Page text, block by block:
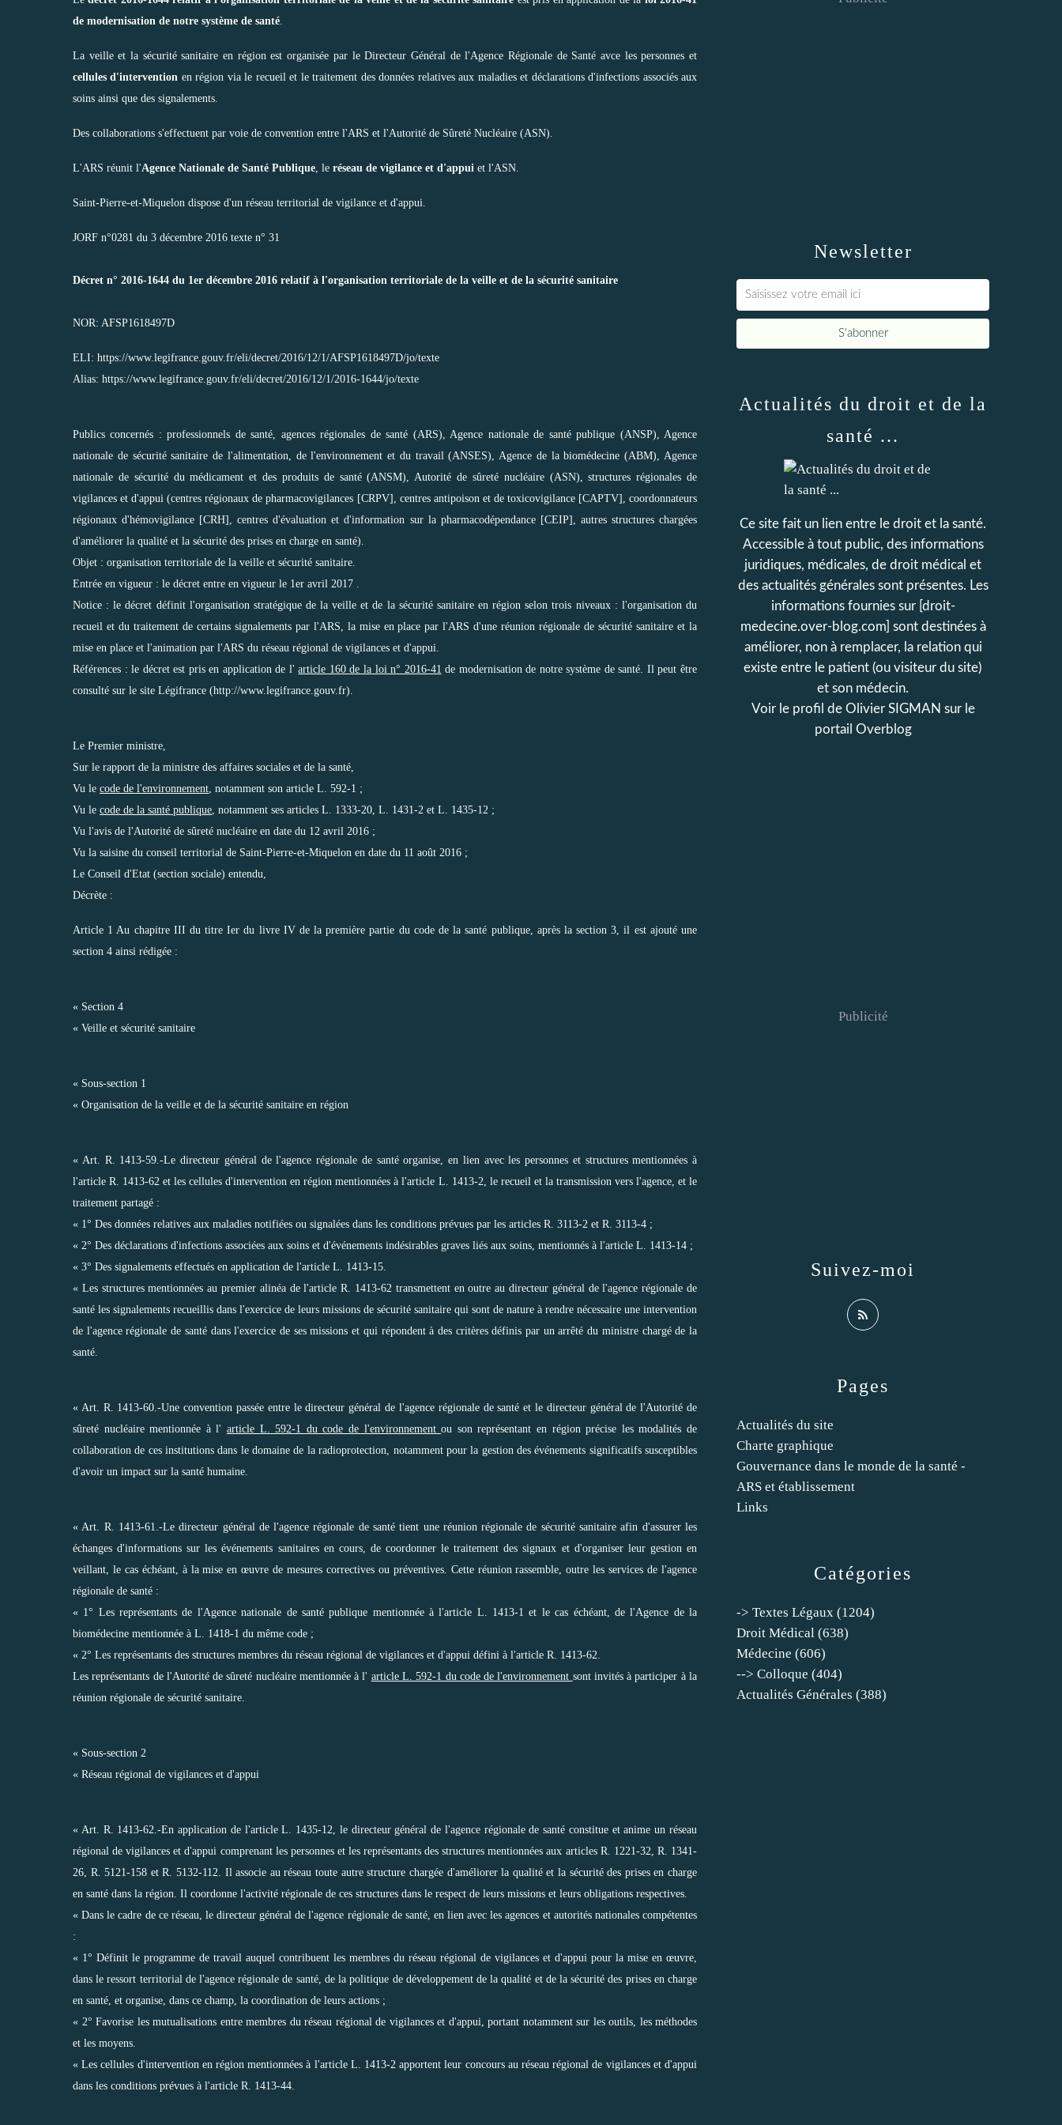
de modernisation de notre système de santé
La veille et la sécurité sanitaire en région est organisée par le Directeur Général de l'Agence Régionale de Santé avce les personnes et
cellules d'intervention en région via le recueil et le traitement des données relatives aux maladies et déclarations d'infections associés aux
soins ainsi que des signalements.
Des collaborations s'effectuent par voie de convention entre l'ARS et l'Autorité de Sûreté Nucléaire (ASN).
L'ARS réunit l'Agence Nationale de Santé Publique , le réseau de vigilance et d'appui et l'ASN.
Saint-Pierre-et-Miquelon dispose d'un réseau territorial de vigilance et d'appui.
JORF n°0281 du 3 décembre 2016 texte n° 31
Décret n° 2016-1644 du 1er décembre 2016 relatif à l'organisation territoriale de la veille et de la sécurité sanitaire
NOR: AFSP1618497D
ELI: https://www.legifrance.gouv.fr/eli/decret/2016/12/1/AFSP1618497D/jo/texte
Alias: https://www.legifrance.gouv.fr/eli/decret/2016/12/1/2016-1644/jo/texte
Publics concernés : professionnels de santé, agences régionales de santé (ARS), Agence nationale de santé publique (ANSP), Agence
nationale de sécurité sanitaire de l'alimentation, de l'environnement et du travail (ANSES), Agence de la biomédecine (ABM), Agence
nationale de sécurité du médicament et des produits de santé (ANSM), Autorité de sûreté nucléaire (ASN), structures régionales de
vigilances et d'appui (centres régionaux de pharmacovigilances [CRPV], centres antipoison et de toxicovigilance [CAPTV], coordonnateurs
régionaux d'hémovigilance [CRH], centres d'évaluation et d'information sur la pharmacodépendance [CEIP], autres structures chargées
d'améliorer la qualité et la sécurité des prises en charge en santé).
Objet : organisation territoriale de la veille et sécurité sanitaire.
Entrée en vigueur : le décret entre en vigueur le 1er avril 2017 .
Notice : le décret définit l'organisation stratégique de la veille et de la sécurité sanitaire en région selon trois niveaux : l'organisation du
recueil et du traitement de certains signalements par l'ARS, la mise en place par l'ARS d'une réunion régionale de sécurité sanitaire et la
mise en place et l'animation par l'ARS du réseau régional de vigilances et d'appui.
Références : le décret est pris en application de l'article 160 de la loi n° 2016-41 de modernisation de notre système de santé. Il peut être
consulté sur le site Légifrance (http://www.legifrance.gouv.fr).
Le Premier ministre,
Sur le rapport de la ministre des affaires sociales et de la santé,
Vu le code de l'environnement , notamment son article L. 592-1 ;
Vu le code de la santé publique , notamment ses articles L. 1333-20, L. 1431-2 et L. 1435-12 ;
Vu l'avis de l'Autorité de sûreté nucléaire en date du 12 avril 2016 ;
Vu la saisine du conseil territorial de Saint-Pierre-et-Miquelon en date du 11 août 2016 ;
Le Conseil d'Etat (section sociale) entendu,
Décrète :
Article 1 Au chapitre III du titre Ier du livre IV de la première partie du code de la santé publique, après la section 3, il est ajouté une
section 4 ainsi rédigée :
« Section 4
« Veille et sécurité sanitaire
« Sous-section 1
« Organisation de la veille et de la sécurité sanitaire en région
« Art. R. 1413-59.-Le directeur général de l'agence régionale de santé organise, en lien avec les personnes et structures mentionnées à
l'article R. 1413-62 et les cellules d'intervention en région mentionnées à l'article L. 1413-2, le recueil et la transmission vers l'agence, et le
traitement partagé :
« 1° Des données relatives aux maladies notifiées ou signalées dans les conditions prévues par les articles R. 3113-2 et R. 3113-4 ;
« 2° Des déclarations d'infections associées aux soins et d'événements indésirables graves liés aux soins, mentionnés à l'article L. 1413-14 ;
« 3° Des signalements effectués en application de l'article L. 1413-15.
« Les structures mentionnées au premier alinéa de l'article R. 1413-62 transmettent en outre au directeur général de l'agence régionale de
santé les signalements recueillis dans l'exercice de leurs missions de sécurité sanitaire qui sont de nature à rendre nécessaire une intervention
de l'agence régionale de santé dans l'exercice de ses missions et qui répondent à des critères définis par un arrêté du ministre chargé de la
santé.
« Art. R. 1413-60.-Une convention passée entre le directeur général de l'agence régionale de santé et le directeur général de l'Autorité de
sûreté nucléaire mentionnée à l' article L. 592-1 du code de l'environnementou son représentant en région précise les modalités de
collaboration de ces institutions dans le domaine de la radioprotection, notamment pour la gestion des événements significatifs susceptibles
d'avoir un impact sur la santé humaine.
« Art. R. 1413-61.-Le directeur général de l'agence régionale de santé tient une réunion régionale de sécurité sanitaire afin d'assurer les
échanges d'informations sur les événements sanitaires en cours, de coordonner le traitement des signaux et d'organiser leur gestion en
veillant, le cas échéant, à la mise en œuvre de mesures correctives ou préventives. Cette réunion rassemble, outre les services de l'agence
régionale de santé :
« 1° Les représentants de l'Agence nationale de santé publique mentionnée à l'article L. 1413-1 et le cas échéant, de l'Agence de la
biomédecine mentionnée à L. 1418-1 du même code ;
« 2° Les représentants des structures membres du réseau régional de vigilances et d'appui défini à l'article R. 1413-62.
Les représentants de l'Autorité de sûreté nucléaire mentionnée à l' article L. 592-1 du code de l'environnement sont invités à participer à la
réunion régionale de sécurité sanitaire.
« Sous-section 2
« Réseau régional de vigilances et d'appui
« Art. R. 1413-62.-En application de l'article L. 1435-12, le directeur général de l'agence régionale de santé constitue et anime un réseau
régional de vigilances et d'appui comprenant les personnes et les représentants des structures mentionnées aux articles R. 1221-32, R. 1341-
26, R. 5121-158 et R. 5132-112. Il associe au réseau toute autre structure chargée d'améliorer la qualité et la sécurité des prises en charge
en santé dans la région. Il coordonne l'activité régionale de ces structures dans le respect de leurs missions et leurs obligations respectives.
« Dans le cadre de ce réseau, le directeur général de l'agence régionale de santé, en lien avec les agences et autorités nationales compétentes
:
« 1° Définit le programme de travail auquel contribuent les membres du réseau régional de vigilances et d'appui pour la mise en œuvre,
dans le ressort territorial de l'agence régionale de santé, de la politique de développement de la qualité et de la sécurité des prises en charge
en santé, et organise, dans ce champ, la coordination de leurs actions ;
« 2° Favorise les mutualisations entre membres du réseau régional de vigilances et d'appui, portant notamment sur les outils, les méthodes
et les moyens.
« Les cellules d'intervention en région mentionnées à l'article L. 1413-2 apportent leur concours au réseau régional de vigilances et d'appui
dans les conditions prévues à l'article R. 1413-44.
Newsletter
Catégories
-> Textes Légaux (1204)
Droit Médical (638)
Médecine (606)
--> Colloque (404)
Actualités Générales (388)
Pages
Actualités du site
Charte graphique
Gouvernance dans le monde de la santé -
ARS et établissement
Links
Actualités du droit et de la
santé ...
Ce site fait un lien entre le droit et la santé.
Accessible à tout public, des informations
juridiques, médicales, de droit médical et
des actualités générales sont présentes. Les
informations fournies sur [droit-
medecine.over-blog.com] sont destinées à
améliorer, non à remplacer, la relation qui
existe entre le patient (ou visiteur du site)
et son médecin.
Voir le profil de Olivier SIGMAN sur le
portail Overblog
Suivez-moi
Publicité